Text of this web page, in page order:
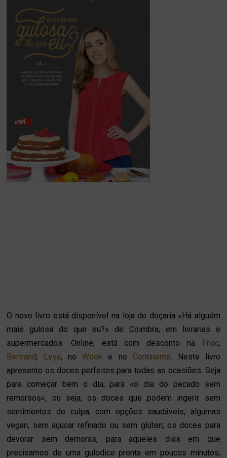
O novo livro está disponível na loja de doçaria «Há alguém
mais gulosa do que eu?» de Coimbra, em livrarias e
supermercados. Online, está com desconto na
Fnac,
Bertrand, Leya, noWook e no Continente. Neste livro
apresento os doces perfeitos para todas as ocasiões. Seja
para começar bem o dia; para «o dia do pecado sem
remorsos», ou seja, os doces que podem ingerir sem
sentimentos de culpa, com opções saudáveis, algumas
vegan, sem açúcar refinado ou sem glúten; os doces para
devorar sem demoras, para aqueles dias em que
precisamos de uma gulodice pronta em poucos minutos;